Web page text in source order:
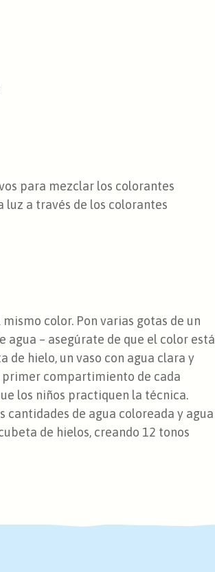
para mezclar los colorantes
a través de los colorantes
color. Pon varias gotas de un
– asegúrate de que el color está
de hielo, un vaso con agua clara y
primer compartimiento de cada
los niños practiquen la técnica.
cantidades de agua coloreada y agua
de hielos, creando 12 tonos